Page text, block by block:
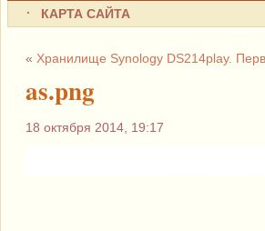
КАРТА САЙТА
«Хранилище Synology DS214play.
as.png
18 октября 2014, 19:17